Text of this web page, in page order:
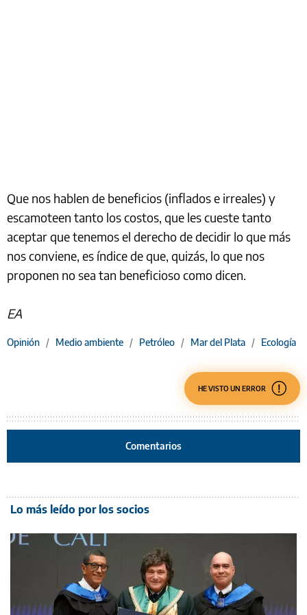
Que nos hablen de beneficios (inflados e irreales) y
escamoteen tanto los costos, que les cueste tanto
aceptar que tenemos el derecho de decidir lo que más
nos conviene, es índice de que, quizás, lo que nos
proponen no sea tan beneficioso como dicen.
EA
Opinión / Medio ambiente / Petróleo / Mar del Plata / Ecología
HE VISTO UN ERROR
Comentarios
Lo más leído por los socios